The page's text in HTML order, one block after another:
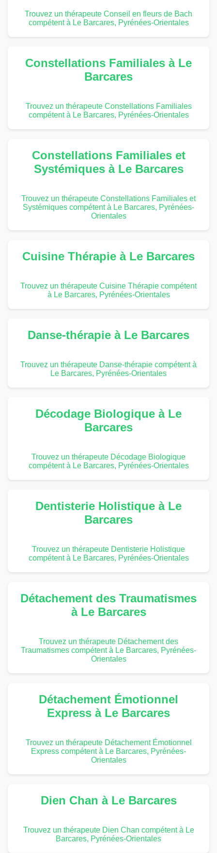
Trouvez un thérapeute Conseil en fleurs de Bach
compétent à Le Barcares, Pyrénées-Orientales
Constellations Familiales à Le
Barcares
Trouvez un thérapeute Constellations Familiales
compétent à Le Barcares, Pyrénées-Orientales
Constellations Familiales et
Systémiques à Le Barcares
Trouvez un thérapeute Constellations Familiales et
Systémiques compétent à Le Barcares, Pyrénées-
Orientales
Cuisine Thérapie à Le Barcares
Trouvez un thérapeute Cuisine Thérapie compétent
à Le Barcares, Pyrénées-Orientales
Danse-thérapie à Le Barcares
Trouvez un thérapeute Danse-thérapie compétent à
Le Barcares, Pyrénées-Orientales
Décodage Biologique à Le
Barcares
Trouvez un thérapeute Décodage Biologique
compétent à Le Barcares, Pyrénées-Orientales
Dentisterie Holistique à Le
Barcares
Trouvez un thérapeute Dentisterie Holistique
compétent à Le Barcares, Pyrénées-Orientales
Détachement des Traumatismes
à Le Barcares
Trouvez un thérapeute Détachement des
Traumatismes compétent à Le Barcares, Pyrénées-
Orientales
Détachement Émotionnel
Express à Le Barcares
Trouvez un thérapeute Détachement Émotionnel
Express compétent à Le Barcares, Pyrénées-
Orientales
Dien Chan à Le Barcares
Trouvez un thérapeute Dien Chan compétent à Le
Barcares, Pyrénées-Orientales